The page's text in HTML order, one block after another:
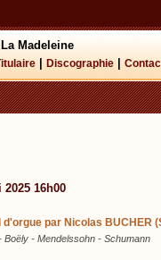
Madeleine
Discographie
2025 16h00
d'orgue par Nicolas BUCHER
Boëly - Mendelssohn - Schumann